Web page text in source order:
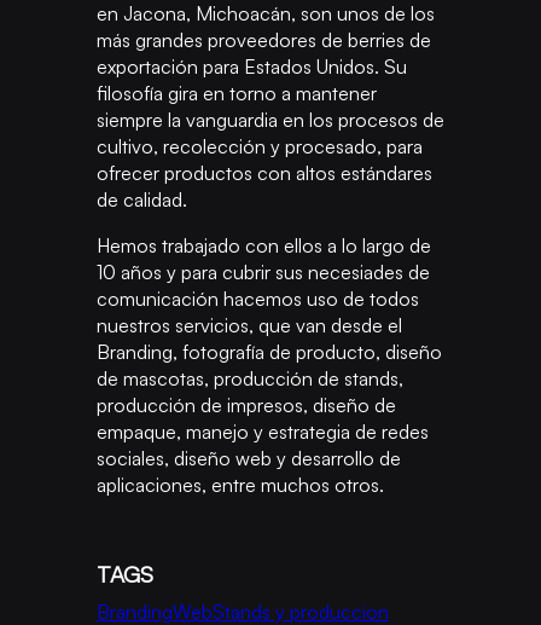
en Jacona, Michoacán, son unos de los
más grandes proveedores de berries de
exportación para Estados Unidos. Su
filosofía gira en torno a mantener
siempre la vanguardia en los procesos de
cultivo, recolección y procesado, para
ofrecer productos con altos estándares
de calidad.
Hemos trabajado con ellos a lo largo de
10 años y para cubrir sus necesiades de
comunicación hacemos uso de todos
nuestros servicios, que van desde el
Branding, fotografía de producto, diseño
de mascotas, producción de stands,
producción de impresos, diseño de
empaque, manejo y estrategia de redes
sociales, diseño web y desarrollo de
aplicaciones, entre muchos otros.
TAGS
BrandingWebStands y produccion